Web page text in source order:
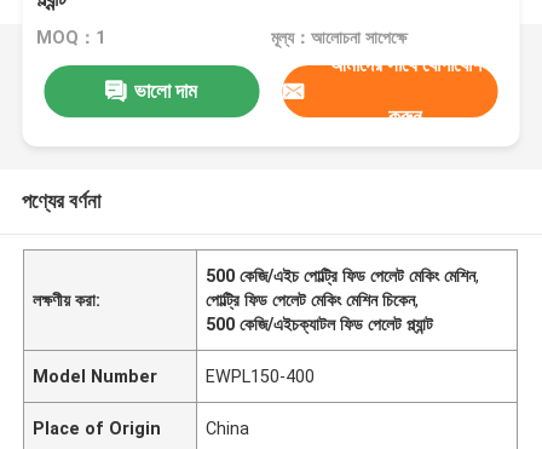
MOQ：1 মূল্য：আলোচনা সাপেক্ষে
ভালো দাম
আমাদের সাথে যোগাযোগ
করুন
পণ্যের বর্ণনা
লক্ষণীয় করা:
500 কেজি/এইচ পোল্ট্রি ফিড পেলেট মেকিং মেশিন,
পোল্ট্রি ফিড পেলেট মেকিং মেশিন চিকেন,
500 কেজি/এইচক্যাটল ফিড পেলেট প্ল্যান্ট
Model Number EWPL150-400
Place of Origin China